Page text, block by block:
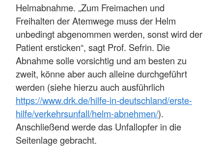
Helmabnahme. „Zum Freimachen und
Freihalten der Atemwege muss der Helm
unbedingt abgenommen werden, sonst wird der
Patient ersticken“, sagt Prof. Sefrin. Die
Abnahme solle vorsichtig und am besten zu
zweit, könne aber auch alleine durchgeführt
werden (siehe hierzu auch ausführlich
https://www.drk.de/hilfe-in-deutschland/erste-
hilfe/verkehrsunfall/helm-abnehmen/).
Anschließend werde das Unfallopfer in die
Seitenlage gebracht.